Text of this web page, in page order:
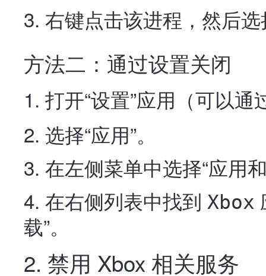
右键点击该进程，然后选
方法二：通过设置关闭
打开“设置”应用（可以通
选择“应用”。
在左侧菜单中选择“应用
在右侧列表中找到 Xbox
载”。
2. 禁用 Xbox 相关服务